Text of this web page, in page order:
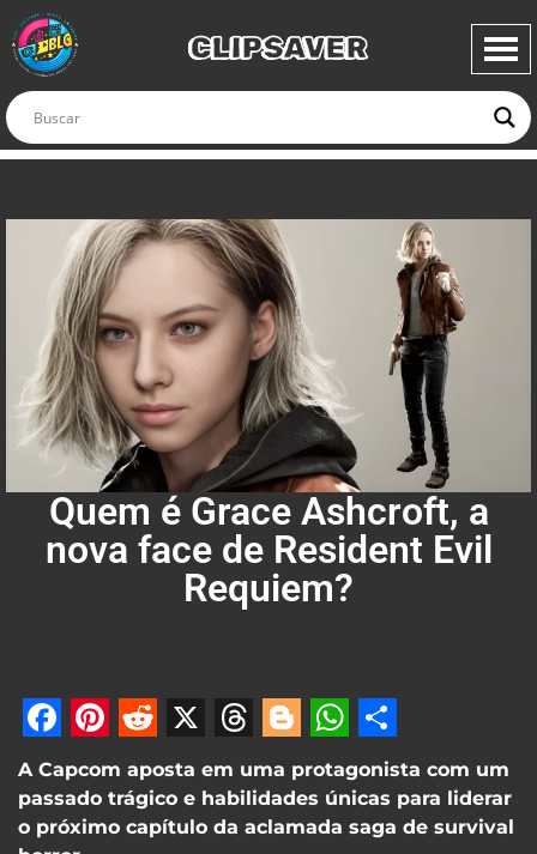
CLIPSAVER
Quem é Grace Ashcroft, a
nova face de Resident Evil
Requiem?
Facebook
Pinterest
Reddit
X Threads
Blogger
WhatsApp
Share
A Capcom aposta em uma protagonista com um
passado trágico e habilidades únicas para liderar
o próximo capítulo da aclamada saga de survival